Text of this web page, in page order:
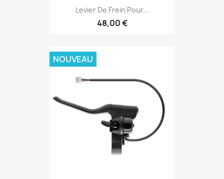
Levier De Frein Pour...
48,00 €
NOUVEAU